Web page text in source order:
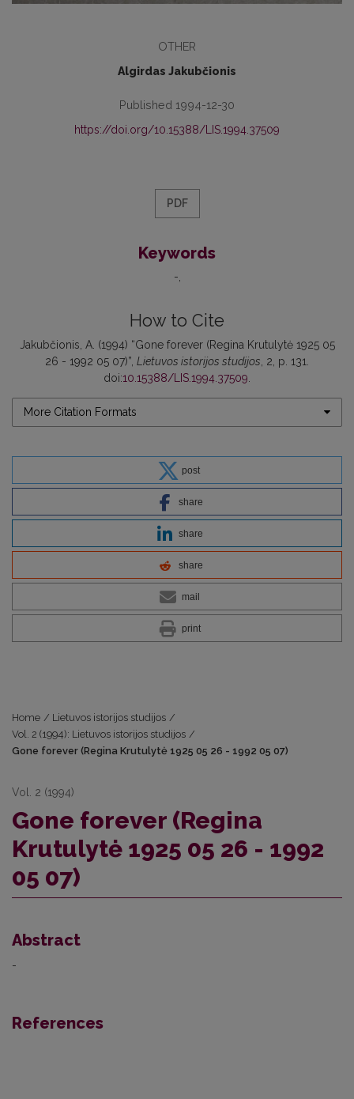
OTHER
Algirdas Jakubčionis
Published 1994-12-30
https://doi.org/10.15388/LIS.1994.37509
PDF
Keywords
-
How to Cite
Jakubčionis, A. (1994) “Gone forever (Regina Krutulytė 1925 05
26 - 1992 05 07)”, Lietuvos istorijos studijos , 2, p. 131.
doi:10.15388/LIS.1994.37509
More Citation Formats
post
share
share
share
mail
print
Home / Lietuvos istorijos studijos /
Vol. 2 (1994): Lietuvos istorijos studijos /
Gone forever (Regina Krutulytė 1925 05 26 - 1992 05 07)
Vol. 2 (1994)
Gone forever (Regina
Krutulytė 1925 05 26 - 1992
05 07)
Abstract
-
References